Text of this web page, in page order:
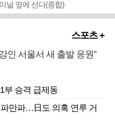
널 옆에 선다(종합)
스포츠 +
인 서울서 새 출발 응원”
승격 급제동
파만파…日도 의혹 연루 거